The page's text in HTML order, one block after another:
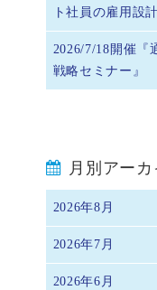
ト社員の雇用設計
2026/7/18開催『
戦略セミナー』
月別アーカ
2026年8月
2026年7月
2026年6月